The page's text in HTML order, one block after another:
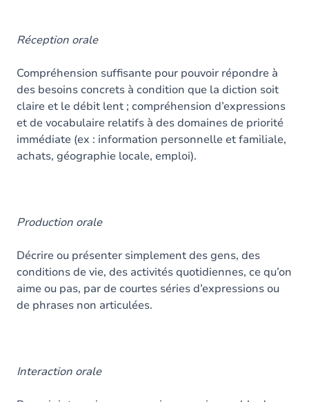
Réception orale
Compréhension suffisante pour pouvoir répondre à
des besoins concrets à condition que la diction soit
claire et le débit lent ; compréhension d’expressions
et de vocabulaire relatifs à des domaines de priorité
immédiate (ex : information personnelle et familiale,
achats, géographie locale, emploi).
Production orale
Décrire ou présenter simplement des gens, des
conditions de vie, des activités quotidiennes, ce qu’on
aime ou pas, par de courtes séries d’expressions ou
de phrases non articulées.
Interaction orale